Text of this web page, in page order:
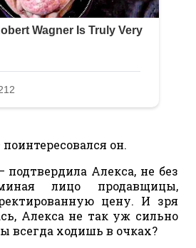
он.
подтвердила Алекса, не без
лицо продавщицы,
цену. И зря
Алекса не так уж сильно
всегда ходишь в очках?